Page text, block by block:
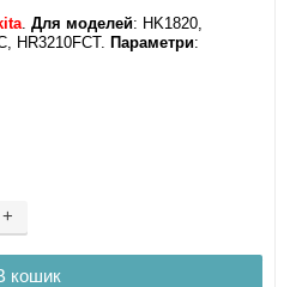
.Для моделей: HK1820,
HR3210FCT. Параметри:
+
кошик